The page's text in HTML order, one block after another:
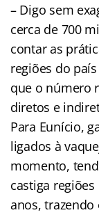
– Digo sem
cerca de 700
contar as
regiões do
que o número
diretos e
Para Eunício,
ligados à
momento,
castiga
anos, trazendo